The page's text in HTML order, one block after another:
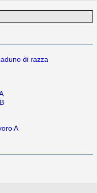
di razza
A